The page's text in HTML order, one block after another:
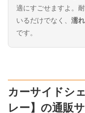
適にすごせますよ。
いるだけでなく、 濡
です。
カーサイドシ
レー】の通販